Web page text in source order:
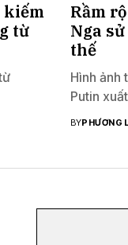
kiếm
từ
Rầm
Nga
thế
Hình ảnh
Putin
BYPHƯƠNG